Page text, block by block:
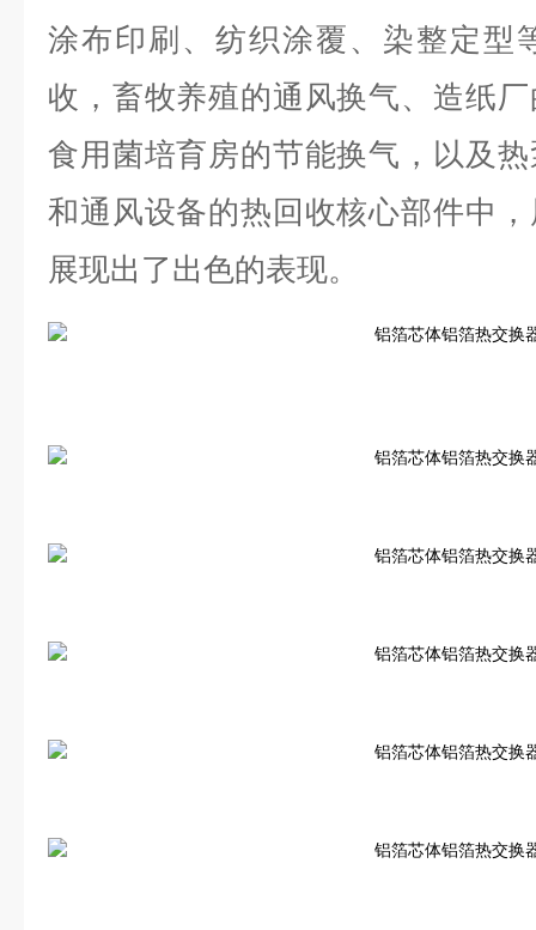
涂布印刷、纺织涂覆、染整定型
收，畜牧养殖的通风换气、造纸
食用菌培育房的节能换气，以及
和通风设备的热回收核心部件中
展现出了出色的表现。